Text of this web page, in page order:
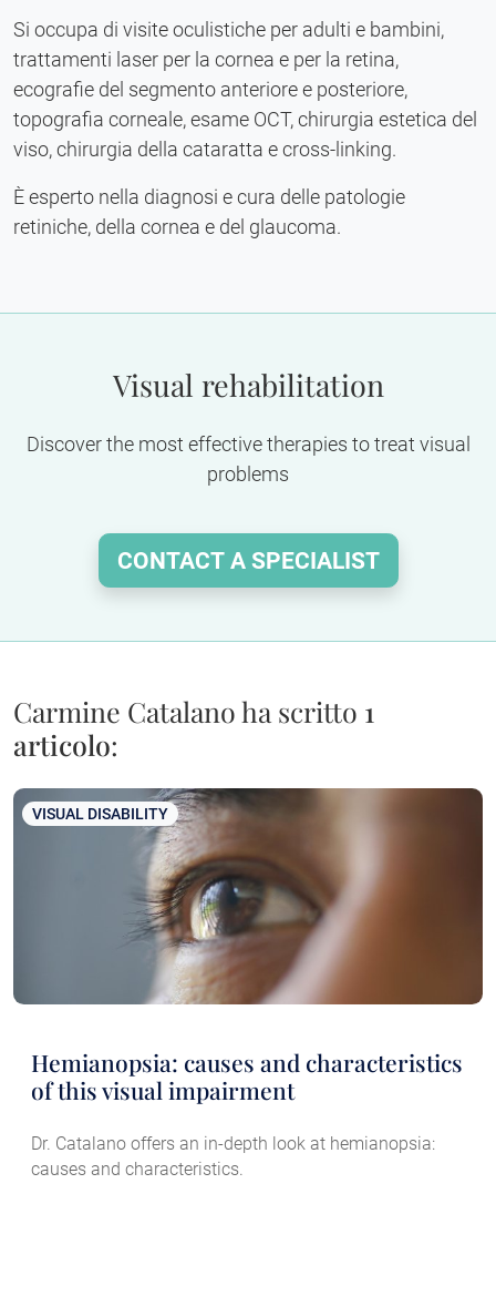
Si occupa di visite oculistiche per adulti e bambini,
trattamenti laser per la cornea e per la retina,
ecografie del segmento anteriore e posteriore,
topografia corneale, esame OCT, chirurgia estetica del
viso, chirurgia della cataratta e cross-linking.
È esperto nella diagnosi e cura delle patologie
retiniche, della cornea e del glaucoma.
Visual rehabilitation
Discover the most effective therapies to treat visual
problems
CONTACT A SPECIALIST
Carmine Catalano ha scritto 1
articolo:
VISUAL DISABILITY
Hemianopsia: causes and characteristics
of this visual impairment
Dr. Catalano offers an in-depth look at hemianopsia:
causes and characteristics.